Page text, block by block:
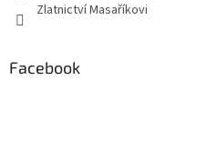
Zlatnictví Masaříkovi
Facebook